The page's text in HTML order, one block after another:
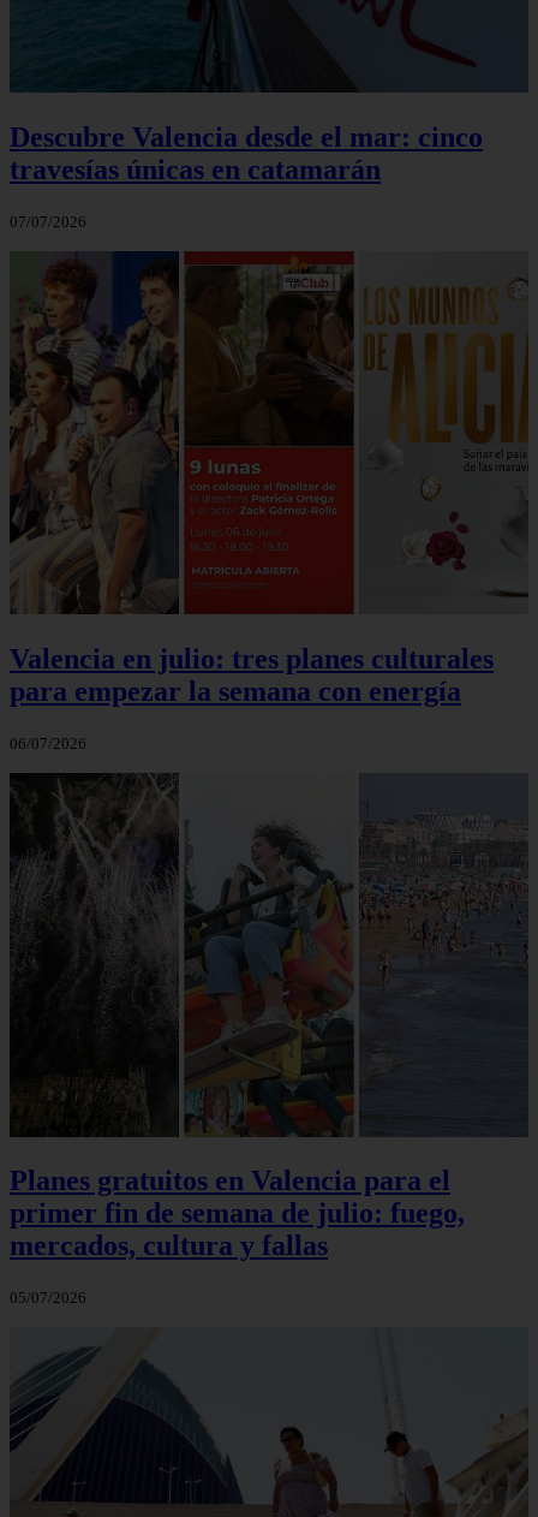
Descubre Valencia desde el mar: cinco
travesías únicas en catamarán
07/07/2026
Valencia en julio: tres planes culturales
para empezar la semana con energía
06/07/2026
Planes gratuitos en Valencia para el
primer fin de semana de julio: fuego,
mercados, cultura y fallas
05/07/2026